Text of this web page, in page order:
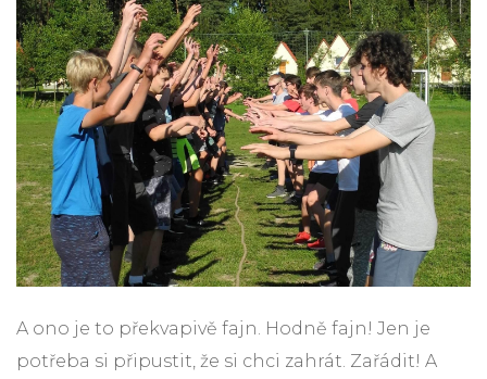
A ono je to překvapivě fajn. Hodně fajn! Jen je
potřeba si připustit, že si chci zahrát. Zařádit! A